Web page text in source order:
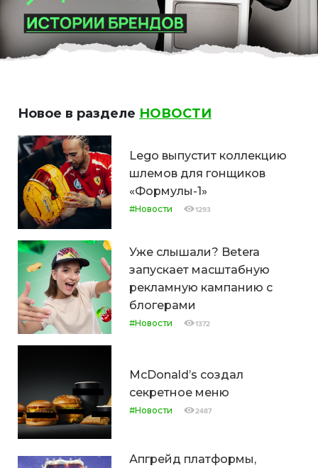
Новое в разделе НОВОСТИ
Lego выпустит коллекцию
шлемов для гонщиков
«Формулы-1»
#Новости 1293
Уже слышали? Betera
запускает масштабную
рекламную кампанию с
блогерами
#Новости 1372
McDonald’s создал
секретное меню
#Новости 2487
Апгрейд платформы,